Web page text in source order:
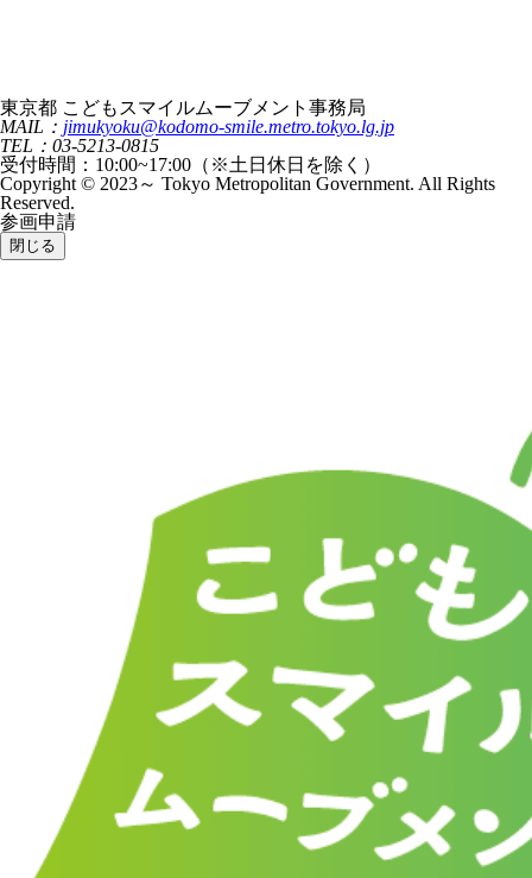
東京都 こどもスマイルムーブメント事務局
MAIL： jimukyoku@kodomo-smile.metro.tokyo.lg.jp
TEL：03-5213-0815
受付時間：10:00~17:00（※土日休日を除く）
Copyright © 2023～ Tokyo Metropolitan Government. All Rights
Reserved.
参画申請
閉じる